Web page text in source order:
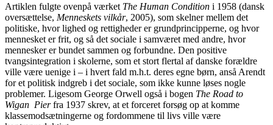
Artiklen fulgte ovenpå værket The Human Condition i 1958 (dansk
oversættelse, Menneskets vilkår, 2005), som skelner mellem det
politiske, hvor lighed og rettigheder er grundprincipperne, og hvor
mennesket er frit, og så det sociale i samværet med andre, hvor
mennesker er bundet sammen og forbundne. Den positive
tvangsintegration i skolerne, som et stort flertal af danske forældre
ville være uenige i – i hvert fald m.h.t. deres egne børn, anså Arendt
for et politisk indgreb i det sociale, som ikke kunne løses nogle
problemer. Ligesom George Orwell også i bogen The Road to
Wigan Pierfra 1937 skrev, at et forceret forsøg op at komme
klassemodsætningerne og fordommene til livs ville være